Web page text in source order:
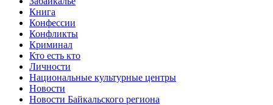
Книга
Конфессии
Конфликты
Криминал
Кто есть кто
Личности
Национальные культурные центры
Новости
Новости Байкальского региона